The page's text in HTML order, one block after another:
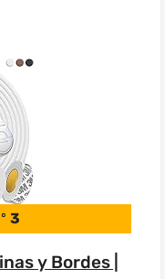
3
y Bordes |